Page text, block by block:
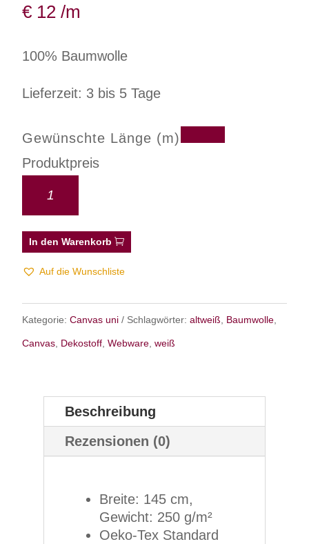
€ 12 /m
100% Baumwolle
Lieferzeit: 3 bis 5 Tage
Gewünschte Länge (m)
Produktpreis
In den Warenkorb
Auf die Wunschliste
Kategorie:Canvas uni Schlagwörter:altweiß Baumwolle
Canvas Dekostoff ,Webware ,weiß
Beschreibung
Rezensionen (0)
Breite: 145 cm,
Gewicht: 250 g/m²
Oeko-Tex Standard